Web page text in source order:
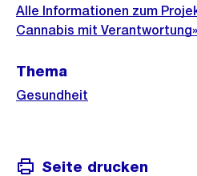
Informationen
Alle Informationen zum
Cannabis mit Verantwortung»
Thema
Gesundheit
Seite drucken